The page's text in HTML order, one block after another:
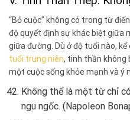
“Bỏ cuộc” không có trong từ
độ quyết định sự khác biệt giữa
giữa đường. Dù ở độ tuổi nào, kể
tuổi trung niên, tinh thần không
một cuộc sống khỏe mạnh và ý
Không thể là một từ chỉ
ngu ngốc. (Napoleon